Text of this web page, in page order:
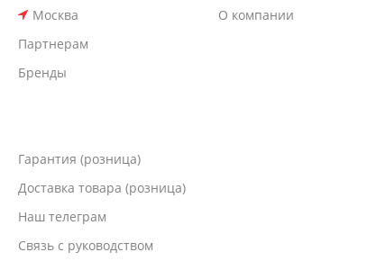
Москва
О компании
Партнерам
Бренды
Гарантия (розница)
Доставка товара (розница)
Наш телеграм
Связь с руководством